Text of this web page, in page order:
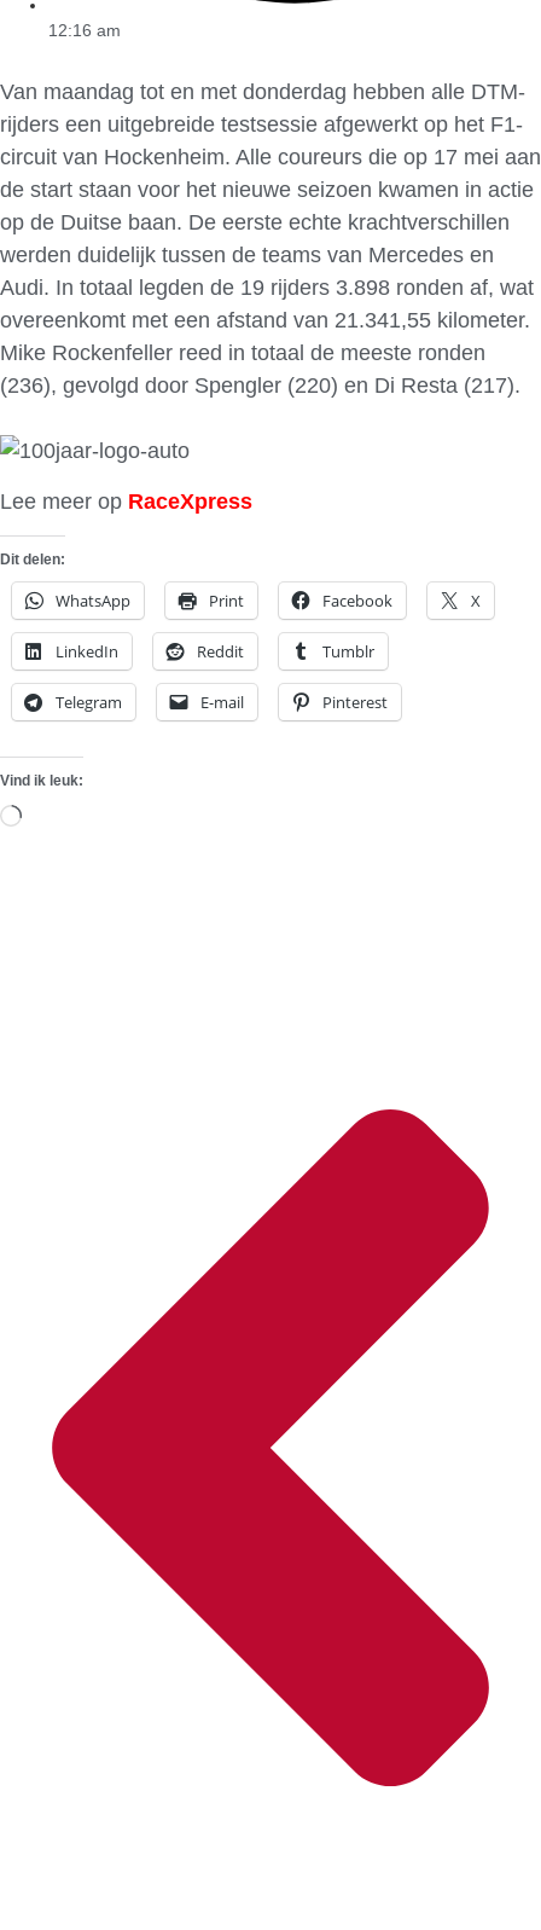
12:16 am
Van maandag tot en met donderdag hebben alle DTM-
rijders een uitgebreide testsessie afgewerkt op het F1-
circuit van Hockenheim. Alle coureurs die op 17 mei aan
de start staan voor het nieuwe seizoen kwamen in actie
op de Duitse baan. De eerste echte krachtverschillen
werden duidelijk tussen de teams van Mercedes en
Audi. In totaal legden de 19 rijders 3.898 ronden af, wat
overeenkomt met een afstand van 21.341,55 kilometer.
Mike Rockenfeller reed in totaal de meeste ronden
(236), gevolgd door Spengler (220) en Di Resta (217).
Lee meer op RaceXpress
Dit delen:
WhatsApp Print Facebook X
LinkedIn Reddit Tumblr
Telegram E-mail Pinterest
Vind ik leuk:
Aan